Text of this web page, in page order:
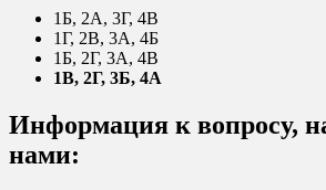
1Б, 2А, 3Г, 4В
1Г, 2В, 3А, 4Б
1Б, 2Г, 3А, 4В
1В, 2Г, 3Б, 4А
Информация к вопросу,
нами: